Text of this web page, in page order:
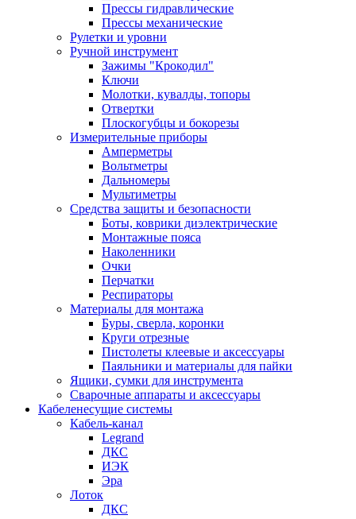
Прессы гидравлические
Прессы механические
Рулетки и уровни
Ручной инструмент
Зажимы "Крокодил"
Ключи
Молотки, кувалды, топоры
Отвертки
Плоскогубцы и бокорезы
Измерительные приборы
Амперметры
Вольтметры
Дальномеры
Мультиметры
Средства защиты и безопасности
Боты, коврики диэлектрические
Монтажные пояса
Наколенники
Очки
Перчатки
Респираторы
Материалы для монтажа
Буры, сверла, коронки
Круги отрезные
Пистолеты клеевые и аксессуары
Паяльники и материалы для пайки
Ящики, сумки для инструмента
Сварочные аппараты и аксессуары
Кабеленесущие системы
Кабель-канал
Legrand
ДКС
ИЭК
Эра
Лоток
ДКС